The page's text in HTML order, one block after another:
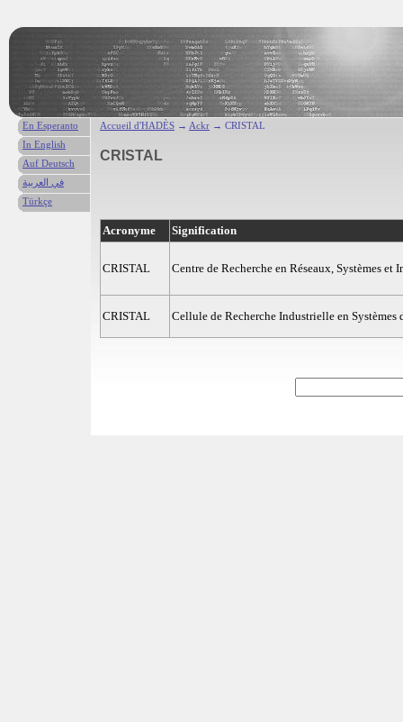
Accueil d'HADÈS → Ackr → CRISTAL
CRISTAL
Acronyme Signification
CRISTAL Centre de Recherche en Réseaux, Systèmes et
CRISTAL Cellule de Recherche Industrielle en Systèmes
En Esperanto
In English
Auf Deutsch
في العربية
Türkçe